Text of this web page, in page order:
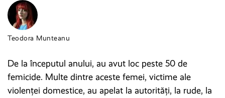
Teodora Munteanu
De la începutul anului, au avut loc peste 50 de
femicide. Multe dintre aceste femei, victime ale
violenței domestice, au apelat la autorități, la rude, la